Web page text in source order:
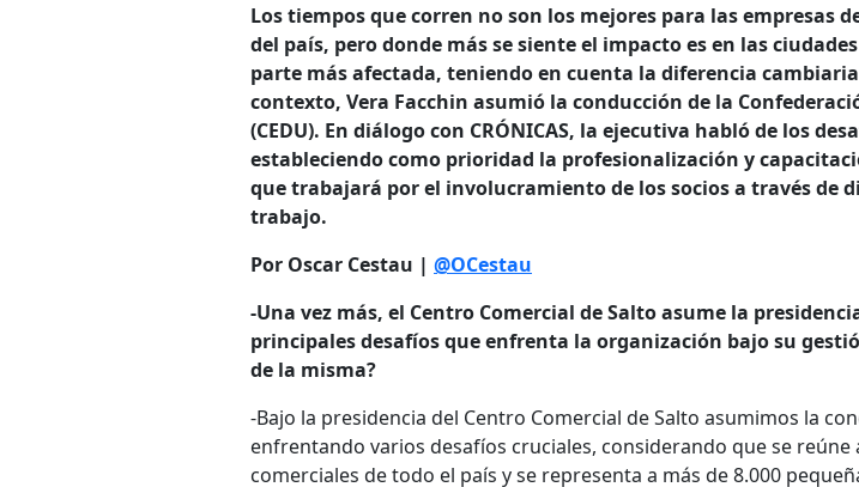
Los tiempos que corren no son los mejores para las empresas
del país, pero donde más se siente el impacto es en las
parte más afectada, teniendo en cuenta la diferencia
contexto, Vera Facchin asumió la conducción de la
(CEDU). En diálogo con CRÓNICAS, la ejecutiva habló de los
estableciendo como prioridad la profesionalización y
que trabajará por el involucramiento de los socios a través de
trabajo.
Por Oscar Cestau | @OCestau
-Una vez más, el Centro Comercial de Salto asume la
principales desafíos que enfrenta la organización bajo su
de la misma?
-Bajo la presidencia del Centro Comercial de Salto asumimos la
enfrentando varios desafíos cruciales, considerando que se reúne
comerciales de todo el país y se representa a más de 8.000